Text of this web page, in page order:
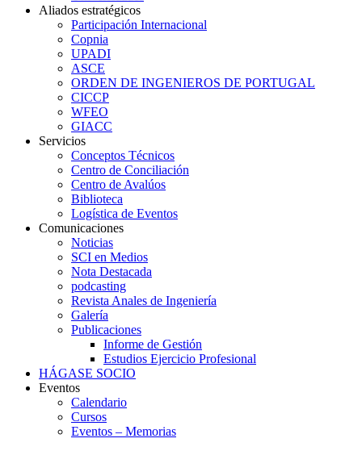
Aliados estratégicos
Participación Internacional
Copnia
UPADI
ASCE
ORDEN DE INGENIEROS DE PORTUGAL
CICCP
WFEO
GIACC
Servicios
Conceptos Técnicos
Centro de Conciliación
Centro de Avalúos
Biblioteca
Logística de Eventos
Comunicaciones
Noticias
SCI en Medios
Nota Destacada
podcasting
Revista Anales de Ingeniería
Galería
Publicaciones
Informe de Gestión
Estudios Ejercicio Profesional
HÁGASE SOCIO
Eventos
Calendario
Cursos
Eventos – Memorias